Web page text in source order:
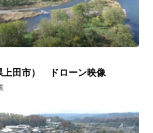
田市） ドローン映像